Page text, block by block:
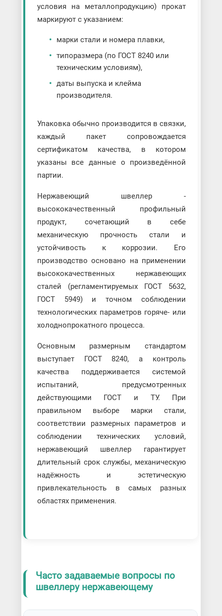
условия на металлопродукцию) прокат
маркируют с указанием:
марки стали и номера плавки,
типоразмера (по ГОСТ 8240 или
техническим условиям),
даты выпуска и клейма
производителя.
Упаковка обычно производится в связки,
каждый пакет сопровождается
сертификатом качества, в котором
указаны все данные о произведённой
партии.
Нержавеющий швеллер -
высококачественный профильный
продукт, сочетающий в себе
механическую прочность стали и
устойчивость к коррозии. Его
производство основано на применении
высококачественных нержавеющих
сталей (регламентируемых ГОСТ 5632,
ГОСТ 5949) и точном соблюдении
технологических параметров горяче- или
холоднопрокатного процесса.
Основным размерным стандартом
выступает ГОСТ 8240, а контроль
качества поддерживается системой
испытаний, предусмотренных
действующими ГОСТ и ТУ. При
правильном выборе марки стали,
соответствии размерных параметров и
соблюдении технических условий,
нержавеющий швеллер гарантирует
длительный срок службы, механическую
надёжность и эстетическую
привлекательность в самых разных
областях применения.
Часто задаваемые вопросы по
швеллеру нержавеющему